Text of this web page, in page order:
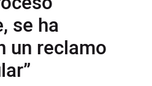
se ha
un reclamo